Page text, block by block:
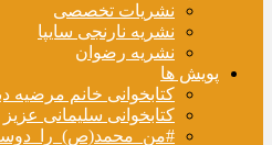
نشریات تخصصی
نشریه نارنجی سایپا
نشریه رضوان
پویش ها
کتابخوانی خانم مرضیه
کتابخوانی سلیمانی عزیز